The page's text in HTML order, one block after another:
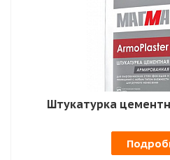
Штукатурка